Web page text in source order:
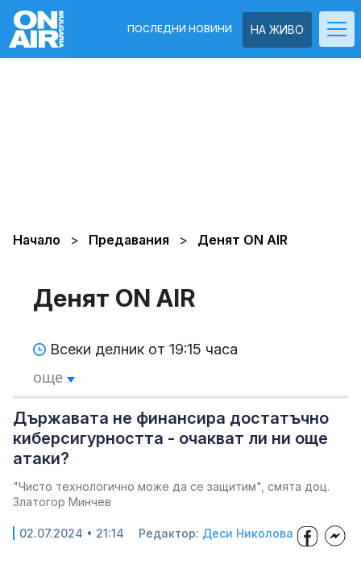
НА ЖИВО
ПОСЛЕДНИ НОВИНИ
Начало Предавания Денят ON AIR
Денят ON AIR
Всеки делник от 19:15 часа
още
Държавата не финансира достатъчно
киберсигурността - очакват ли ни още
атаки?
"Чисто технологично може да се защитим", смята доц.
Златогор Минчев
02.07.2024 • 21:14 Редактор: Деси Николова